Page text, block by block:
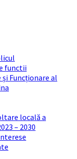
functii
Funcționare al
locală a
– 2030